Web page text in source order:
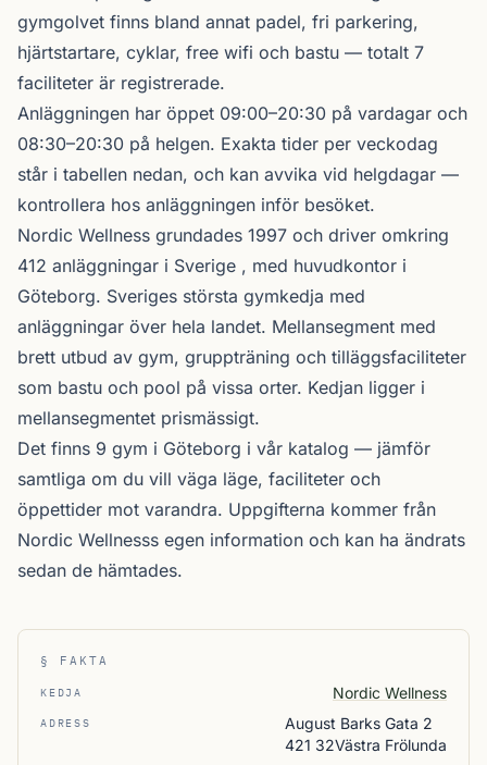
gymgolvet finns bland annat padel, fri parkering,
hjärtstartare, cyklar, free wifi och bastu — totalt 7
faciliteter är registrerade.
Anläggningen har öppet 09:00–20:30 på vardagar och
08:30–20:30 på helgen. Exakta tider per veckodag
står i tabellen nedan, och kan avvika vid helgdagar —
kontrollera hos anläggningen inför besöket.
Nordic Wellness grundades 1997 och driver omkring
412 anläggningar i Sverige , med huvudkontor i
Göteborg. Sveriges största gymkedja med
anläggningar över hela landet. Mellansegment med
brett utbud av gym, gruppträning och tilläggsfaciliteter
som bastu och pool på vissa orter. Kedjan ligger i
mellansegmentet prismässigt.
Det finns 9 gym i Göteborg i vår katalog — jämför
samtliga om du vill väga läge, faciliteter och
öppettider mot varandra. Uppgifterna kommer från
Nordic Wellnesss egen information och kan ha ändrats
sedan de hämtades.
§ FAKTA
KEDJA Nordic Wellness
ADRESS
August Barks Gata 2
421 32Västra Frölunda